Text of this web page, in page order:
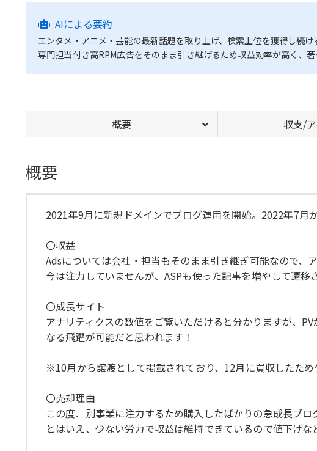
AIによる要約
エンタメ・アニメ・芸能の最新話題を取り上げ、検索上位を獲得し続け
専門担当付き高RPM広告をそのまま引き継げるため収益効率が高く、
概要 収支/
概要
2021年9月に新規ドメインでブログ運用を開始。2022年7
〇収益
Adsについては会社・担当もそのまま引き継ぎ可能なので
今は注力していませんが、ASPも使った記事を増やして遷移
〇成長サイト
アナリティクスの数値をご覧いただけると分かりますが、
なる飛躍が可能だと思われます！
※10月から譲渡として掲載されており、12月に買収したため
〇売却理由
この度、別事業に注力するため購入したばかりの急成長ブロ
とはいえ、少ない労力で収益は維持できているので値下げな